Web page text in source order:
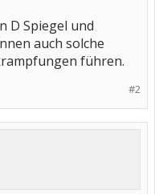
D Spiegel und
auch solche
führen.
#2